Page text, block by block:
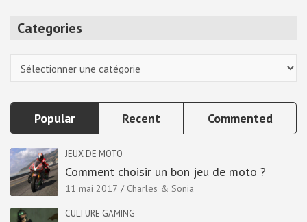
Categories
Popular Recent Commented
JEUX DE MOTO
Comment choisir un bon jeu de moto ?
11 mai 2017 Charles & Sonia
CULTURE GAMING